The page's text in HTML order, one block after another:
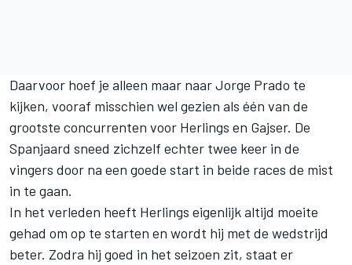
Daarvoor hoef je alleen maar naar Jorge Prado te
kijken, vooraf misschien wel gezien als één van de
grootste concurrenten voor Herlings en Gajser. De
Spanjaard sneed zichzelf echter twee keer in de
vingers door na een goede start in beide races de mist
in te gaan.
In het verleden heeft Herlings eigenlijk altijd moeite
gehad om op te starten en wordt hij met de wedstrijd
beter. Zodra hij goed in het seizoen zit, staat er